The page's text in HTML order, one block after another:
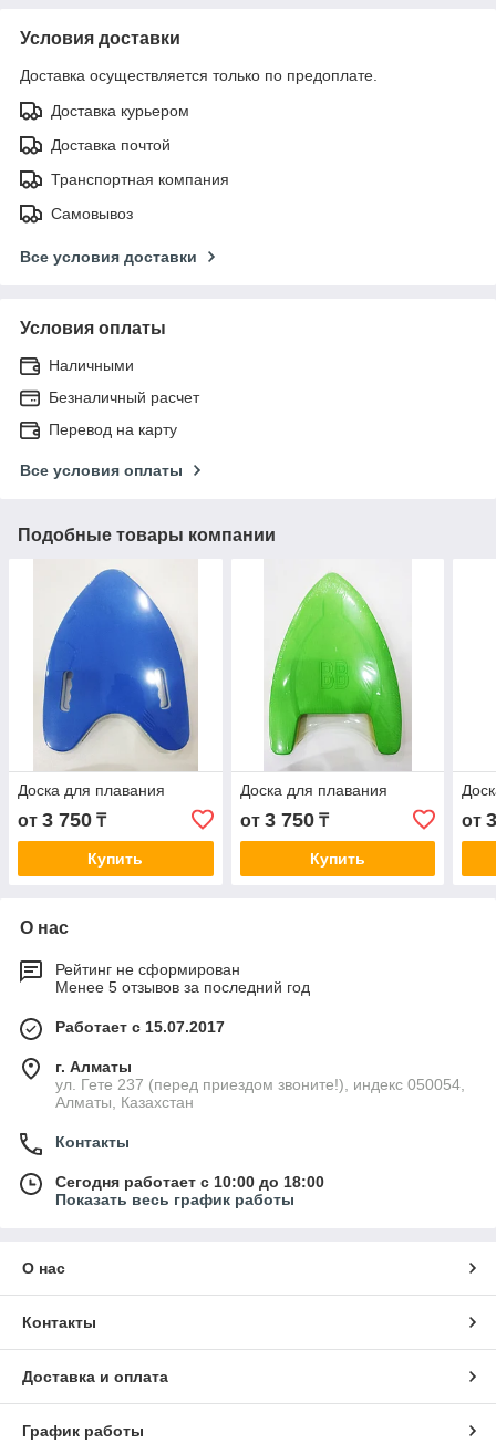
Условия доставки
Доставка осуществляется только по предоплате.
Доставка курьером
Доставка почтой
Транспортная компания
Самовывоз
Все условия доставки
Условия оплаты
Наличными
Безналичный расчет
Перевод на карту
Все условия оплаты
Подобные товары компании
Доска для плавания
от 3 750 ₸
Купить
Доска для плавания
от 3 750₸
Купить
от
О нас
Рейтинг не сформирован
Менее 5 отзывов за последний год
Работает с 15.07.2017
г. Алматы
ул. Гете 237 (перед приездом звоните!), индекс 050054,
Алматы, Казахстан
Контакты
Сегодня работает с 10:00 до 18:00
Показать весь график работы
О нас
Контакты
Доставка и оплата
График работы